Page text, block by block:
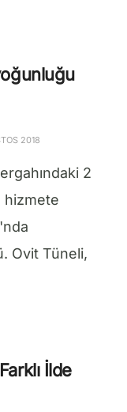
2018
2
hizmete
Ovit Tüneli,
İlde